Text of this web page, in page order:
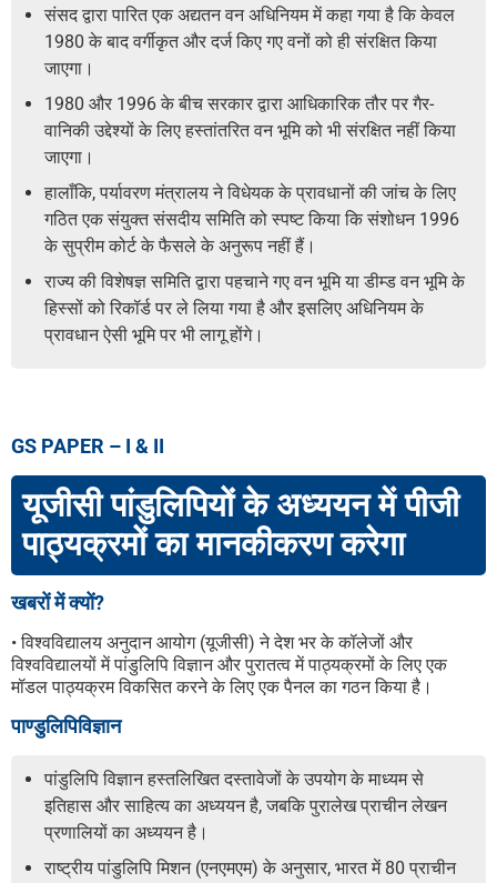
संसद द्वारा पारित एक अद्यतन वन अधिनियम में कहा गया है कि केवल
1980 के बाद वर्गीकृत और दर्ज किए गए वनों को ही संरक्षित किया
जाएगा।
1980 और 1996 के बीच सरकार द्वारा आधिकारिक तौर पर गैर-
वानिकी उद्देश्यों के लिए हस्तांतरित वन भूमि को भी संरक्षित नहीं किया
जाएगा।
हालाँकि, पर्यावरण मंत्रालय ने विधेयक के प्रावधानों की जांच के लिए
गठित एक संयुक्त संसदीय समिति को स्पष्ट किया कि संशोधन 1996
के सुप्रीम कोर्ट के फैसले के अनुरूप नहीं हैं।
राज्य की विशेषज्ञ समिति द्वारा पहचाने गए वन भूमि या डीम्ड वन भूमि के
हिस्सों को रिकॉर्ड पर ले लिया गया है और इसलिए अधिनियम के
प्रावधान ऐसी भूमि पर भी लागू होंगे।
GS PAPER – I & II
यूजीसी पांडुलिपियों के अध्ययन में पीजी
पाठ्यक्रमों का मानकीकरण करेगा
खबरों में क्यों?
• विश्वविद्यालय अनुदान आयोग (यूजीसी) ने देश भर के कॉलेजों और
विश्वविद्यालयों में पांडुलिपि विज्ञान और पुरातत्व में पाठ्यक्रमों के लिए एक
मॉडल पाठ्यक्रम विकसित करने के लिए एक पैनल का गठन किया है।
पाण्डुलिपिविज्ञान
पांडुलिपि विज्ञान हस्तलिखित दस्तावेजों के उपयोग के माध्यम से
इतिहास और साहित्य का अध्ययन है, जबकि पुरालेख प्राचीन लेखन
प्रणालियों का अध्ययन है।
राष्ट्रीय पांडुलिपि मिशन (एनएमएम) के अनुसार, भारत में 80 प्राचीन